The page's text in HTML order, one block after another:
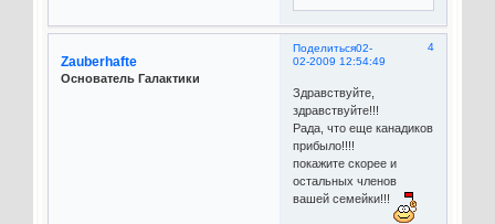
Поделиться 4
02-
02-2009 12:54:49
Zauberhafte
Основатель Галактики
Здравствуйте,
здравствуйте!!!
Рада, что еще канадиков
прибыло!!!!
покажите скорее и
остальных членов
вашей семейки!!!